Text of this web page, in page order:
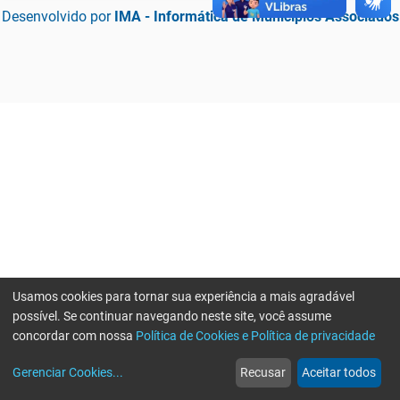
Desenvolvido por IMA - Informática de Municípios Associados
web
Notícias
more_horiz
Mais
Usamos cookies para tornar sua experiência a mais agradável
possível. Se continuar navegando neste site, você assume
concordar com nossa Política de Cookies e Política de privacidade
Gerenciar Cookies... Recusar Aceitar todos
Erro ao enviar informações, por favor tente novamente